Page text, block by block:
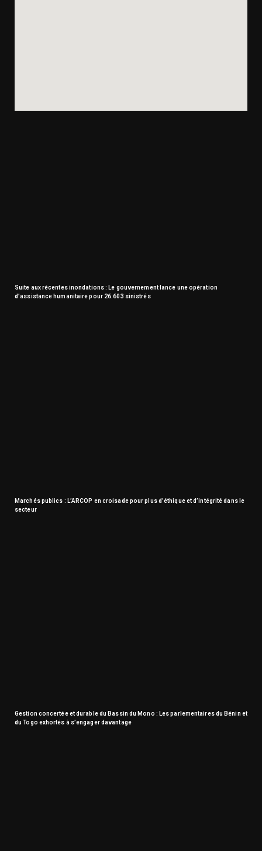
Suite aux récentes inondations : Le gouvernement lance une opération
d’assistance humanitaire pour 26.603 sinistrés
Marchés publics : L’ARCOP en croisade pour plus d’éthique et d’intégrité dans le
secteur
Gestion concertée et durable du Bassin du Mono : Les parlementaires du Bénin et
du Togo exhortés à s’engager davantage